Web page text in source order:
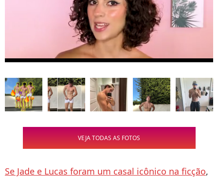
VEJA TODAS AS FOTOS
Se Jade e Lucas foram um casal icônico na ficção,